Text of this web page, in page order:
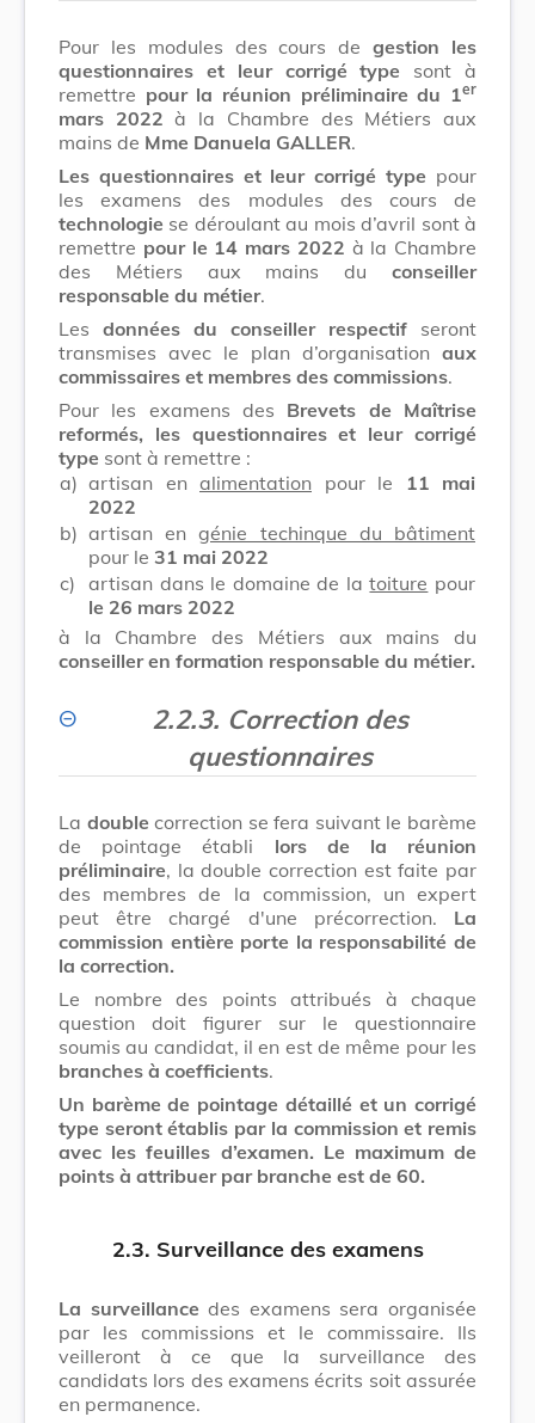
Pour les modules des cours degestion les
questionnaires et leur corrigé type sont à
remettre pour la réunion préliminaire du 1er
mars 2022 à la Chambre des Métiers aux
mains de Mme Danuela GALLER.
Les questionnaires et leur corrigé type pour
les examens des modules des cours de
technologie se déroulant au mois d’avril sont à
remettre pour le 14 mars 2022 à la Chambre
des Métiers aux mains du conseiller
responsable du métier.
Les données du conseiller respectif seront
transmises avec le plan d’organisation aux
commissaires et membres des commissions.
Pour les examens des Brevets de Maîtrise
reformés, les questionnaires et leur corrigé
type sont à remettre :
a) artisan en alimentation pour le
11 mai
2022
b) artisan engénie techinque du bâtiment
pour le 31 mai 2022
c) artisan dans le domaine de latoiture pour
le 26 mars 2022
à la Chambre des Métiers aux mains du
conseiller en formation responsable du métier.
2.2.3. Correction des
questionnaires
La double correction se fera suivant le barème
de pointage établi lors de la réunion
préliminaire, la double correction est faite par
des membres de la commission, un expert
peut être chargé d'une précorrection. La
commission entière porte la responsabilité de
la correction.
Le nombre des points attribués à chaque
question doit figurer sur le questionnaire
soumis au candidat, il en est de même pour les
branches à coefficients.
Un barème de pointage détaillé et un corrigé
type seront établis par la commission et remis
avec les feuilles d’examen. Le maximum de
points à attribuer par branche est de 60.
2.3. Surveillance des examens
La surveillance des examens sera organisée
par les commissions et le commissaire. Ils
veilleront à ce que la surveillance des
candidats lors des examens écrits soit assurée
en permanence.